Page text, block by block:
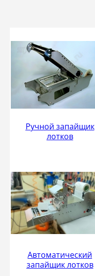
Ручной запайщик
лотков
Автоматический
запайщик лотков